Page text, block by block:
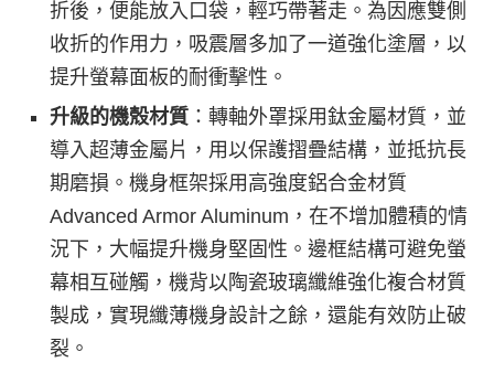
折後，便能放入口袋，輕巧帶著走。為因應雙側
收折的作用力，吸震層多加了一道強化塗層，以
提升螢幕面板的耐衝擊性。
升級的機殼材質 ：轉軸外罩採用鈦金屬材質，並
導入超薄金屬片，用以保護摺疊結構，並抵抗長
期磨損。機身框架採用高強度鋁合金材質
Advanced Armor Aluminum ，在不增加體積的情
況下，大幅提升機身堅固性。邊框結構可避免螢
幕相互碰觸，機背以陶瓷玻璃纖維強化複合材質
製成，實現纖薄機身設計之餘，還能有效防止破
裂。